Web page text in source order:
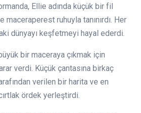
Ellie adında küçük bir fil
maceraperest ruhuyla tanınırdı. Her
dünyayı keşfetmeyi hayal ederdi.
bir maceraya çıkmak için
verdi. Küçük çantasına birkaç
verilen bir harita ve en
ördek yerleştirdi.